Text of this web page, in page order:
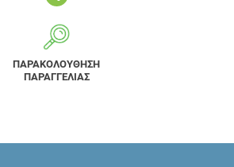
ΠΑΡΑΚΟΛΟΥΘΗΣΗ
ΠΑΡΑΓΓΕΛΙΑΣ